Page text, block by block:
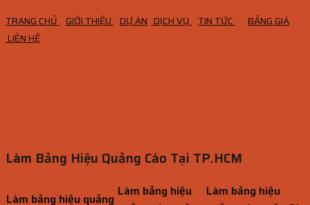
TRANG CHỦ GIỚI THIỆU DỰ ÁN DỊCH VỤ TIN TỨC
BẢNG GIÁ
LIÊN HỆ
Làm Bảng Hiệu Quảng Cáo Tại TP.HCM
Làm bảng hiệu quảng Làm bảng hiệu
Làm bảng hiệu